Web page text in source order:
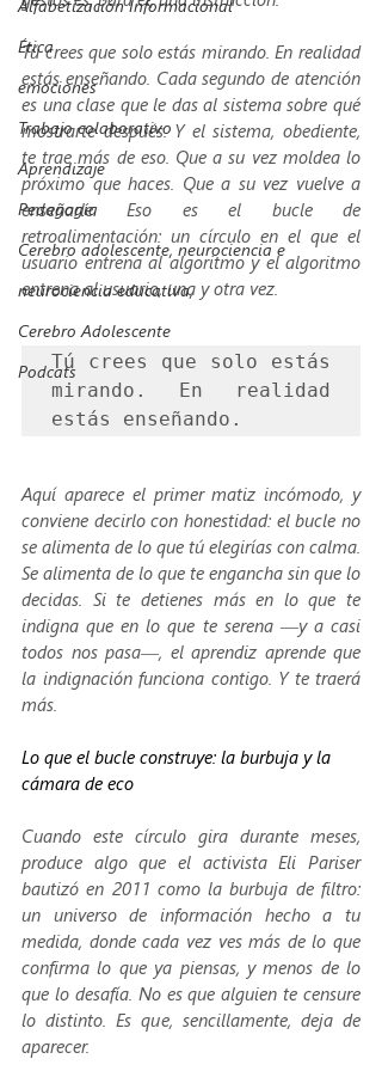
Alfabetización Informacional
Ética
emociones
Trabajo colaborativo
Aprendizaje
Pedagogía
Cerebro adolescente, neurociencia e
neurociencia educativa,
Cerebro Adolescente
Podcats
Tú crees que solo estás mirando. En realidad
estás enseñando. Cada segundo de atención
es una clase que le das al sistema sobre qué
mostrarte después. Y el sistema, obediente,
te trae más de eso. Que a su vez moldea lo
próximo que haces. Que a su vez vuelve a
enseñarle. Eso es el bucle de
retroalimentación: un círculo en el que el
usuario entrena al algoritmo y el algoritmo
entrena al usuario, una y otra vez.
Tú crees que solo estás
mirando. En realidad
estás enseñando.
Aquí aparece el primer matiz incómodo, y
conviene decirlo con honestidad: el bucle no
se alimenta de lo que tú elegirías con calma.
Se alimenta de lo que te engancha sin que lo
decidas. Si te detienes más en lo que te
indigna que en lo que te serena —y a casi
todos nos pasa—, el aprendiz aprende que
la indignación funciona contigo. Y te traerá
más.
Lo que el bucle construye: la burbuja y la
cámara de eco
Cuando este círculo gira durante meses,
produce algo que el activista Eli Pariser
bautizó en 2011 como la burbuja de filtro:
un universo de información hecho a tu
medida, donde cada vez ves más de lo que
confirma lo que ya piensas, y menos de lo
que lo desafía. No es que alguien te censure
lo distinto. Es que, sencillamente, deja de
aparecer.